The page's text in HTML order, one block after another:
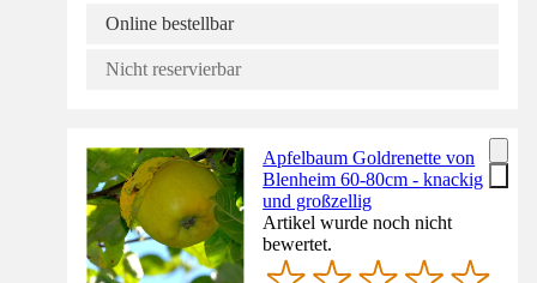
Online bestellbar
Nicht reservierbar
Apfelbaum Goldrenette von
Blenheim 60-80cm - knackig
und großzellig
Artikel wurde noch nicht
bewertet.